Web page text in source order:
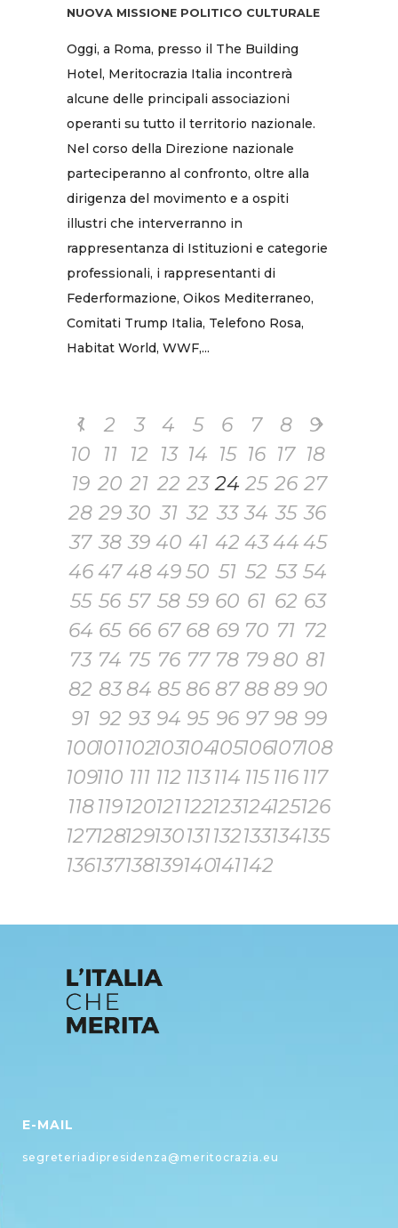
NUOVA MISSIONE POLITICO CULTURALE
Oggi, a Roma, presso il The Building
Hotel, Meritocrazia Italia incontrerà
alcune delle principali associazioni
operanti su tutto il territorio nazionale.
Nel corso della Direzione nazionale
parteciperanno al confronto, oltre alla
dirigenza del movimento e a ospiti
illustri che interverranno in
rappresentanza di Istituzioni e categorie
professionali, i rappresentanti di
Federformazione, Oikos Mediterraneo,
Comitati Trump Italia, Telefono Rosa,
Habitat World, WWF,...
1 2 3 4 5 6 7 8
9
10
11 12 13 14 15 16 17 18
19 20 21 22 23 24 25 26 27
28 29 30 31 32 33 34 35 36
37 38 39 40 41 42 434445
46 474849 50 51 52 53 54
55 56 57 58 59 60 61 62 63
64 65 66 67 68 69 70 71 72
73 74 75 76 77 78 79 80 81
82 83 84 85 86 87 88 89 90
91 92 93 94 95 96 97 98 99
100101102103104105106107108
109110 111 112 113 114 115 116 117
118 119120121122123124125126
127128129130131132133134135
136137138139140141142
E-MAIL
segreteriadipresidenza@meritocrazia.eu